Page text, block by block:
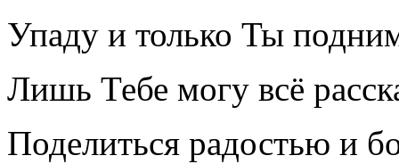
Упаду и только Ты
Лишь Тебе могу всё
Поделиться радостью и